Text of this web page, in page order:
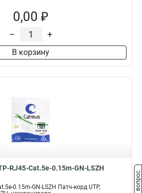
0,00 ₽
– +
В корзину
RJ45-Cat.5e-0.15m-GN-LSZH
0.15m-GN-LSZH Патч-корд UTP,